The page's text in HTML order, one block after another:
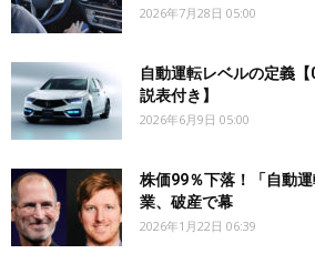
2026年7月28日 05:00
自動運転レベルの定義
説表付き】
2026年6月9日 05:00
株価99％下落！「自動
業、破産で幕
2026年1月22日 06:39